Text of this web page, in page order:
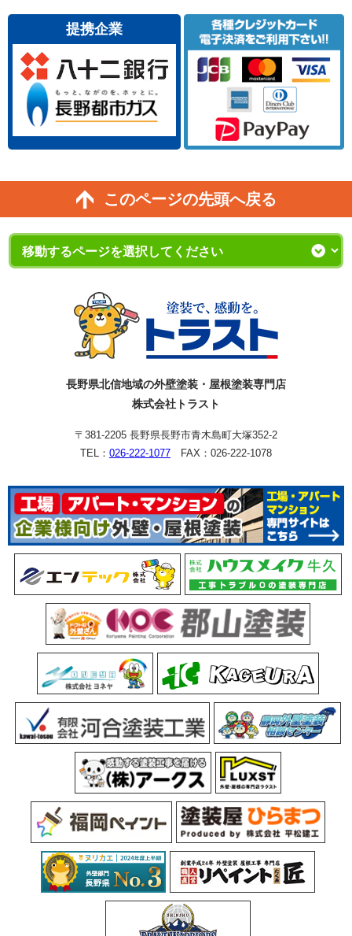
提携企業
このページの先頭へ戻る
長野県北信地域の外壁塗装・屋根塗装専門店
株式会社トラスト
〒381-2205 長野県長野市青木島町大塚352-2
TEL： 026-222-1077 FAX：026-222-1078